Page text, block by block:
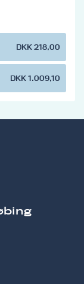
DKK 218,00
DKK 1.009,10